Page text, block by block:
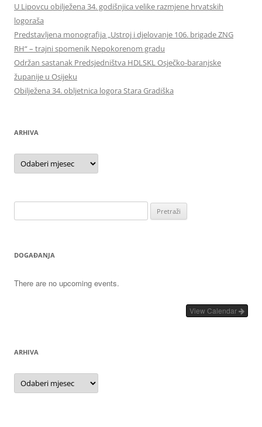
U Lipovcu obilježena 34. godišnjica velike razmjene hrvatskih
logoraša
Predstavljena monografija „Ustroj i djelovanje 106. brigade ZNG
RH“ – trajni spomenik Nepokorenom gradu
Održan sastanak Predsjedništva HDLSKL Osječko-baranjske
županije u Osijeku
Obilježena 34. obljetnica logora Stara Gradiška
ARHIVA
Arhiva
DOGAĐANJA
There are no upcoming events.
View Calendar
ARHIVA
Arhiva